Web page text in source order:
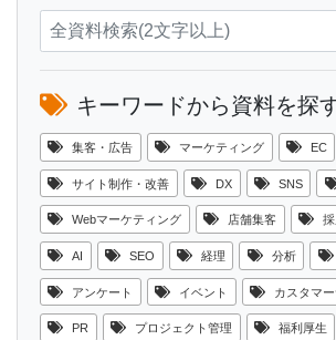
キーワードから資料を探
集客・広告 マーケティング EC
サイト制作・改善 DX SNS
Webマーケティング 店舗集客 採
AI SEO 経理 分析
アンケート イベント カスタマ
PR プロジェクト管理 福利厚生